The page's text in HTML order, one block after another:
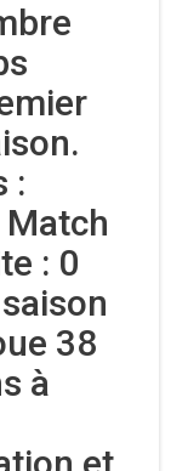
:
: 0
38
à